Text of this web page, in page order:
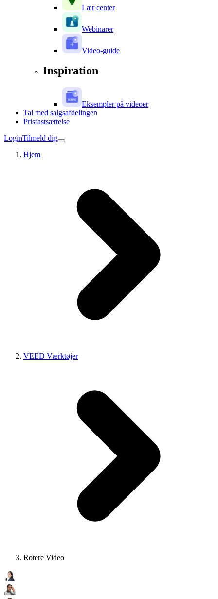
Lær center
Webinarer
Video-guide
Inspiration
Eksempler på videoer
Tal med salgsafdelingen
Prisfastsættelse
LoginTilmeld dig
Hjem
VEED Værktøjer
Rotere Video